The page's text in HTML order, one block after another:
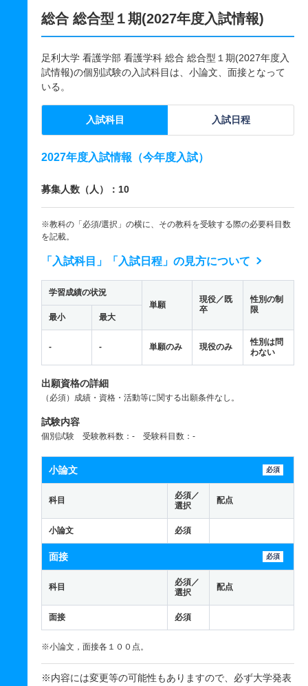
総合 総合型１期(2027年度入試情報)
足利大学 看護学部 看護学科 総合 総合型１期(2027年度入
試情報)の個別試験の入試科目は、小論文、面接となって
いる。
入試科目 入試日程
2027年度入試情報（今年度入試）
募集人数（人）：10
※教科の「必須/選択」の横に、その教科を受験する際の必要科目数
を記載。
「入試科目」「入試日程」の見方について
学習成績の状況
単願
現役／既
卒
性別の制
限
最小 最大
- - 単願のみ 現役のみ
性別は問
わない
出願資格の詳細
（必須）成績・資格・活動等に関する出願条件なし。
試験内容
個別試験 受験教科数：- 受験科目数：-
小論文 必須
科目
必須／
選択
配点
小論文 必須
面接 必須
科目
必須／
選択
配点
面接 必須
※小論文，面接各１００点。
※内容には変更等の可能性もありますので、必ず大学発表